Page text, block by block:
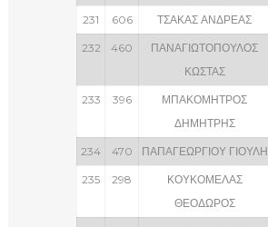
231 606 ΤΣΑΚΑΣ ΑΝΔΡΕΑΣ
232 460
ΠΑΝΑΓΙΩΤΟΠΟΥΛΟΣ
ΚΩΣΤΑΣ
233 396
ΜΠΑΚΟΜΗΤΡΟΣ
ΔΗΜΗΤΡΗΣ
234 470 ΠΑΠΑΓΕΩΡΓΙΟΥ ΓΙΟΥΛΗ
235 298
ΚΟΥΚΟΜΕΛΑΣ
ΘΕΟΔΩΡΟΣ